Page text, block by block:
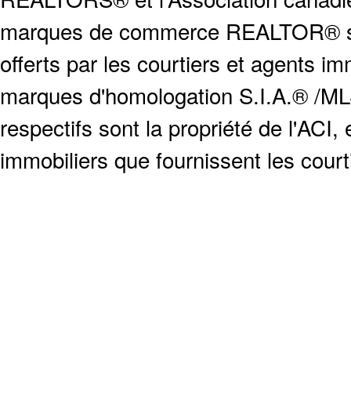
marques de commerce
offerts par les courtiers et agents
marques d'homologation S.I.A.® /
respectifs sont la propriété de
immobiliers que fournissent les